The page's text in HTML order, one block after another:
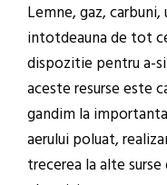
Lemne, gaz,
intotdeauna de tot
dispozitie pentru a-
aceste resurse este
gandim la
aerului poluat,
trecerea la alte